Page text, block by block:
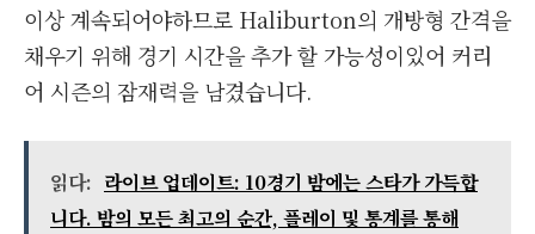
이상 계속되어야하므로 Haliburton의 개방형 간격을
채우기 위해 경기 시간을 추가 할 가능성이있어 커리
어 시즌의 잠재력을 남겼습니다.
읽다: 라이브 업데이트: 10경기 밤에는 스타가 가득합
니다. 밤의 모든 최고의 순간, 플레이 및 통계를 통해